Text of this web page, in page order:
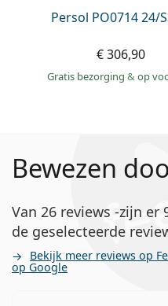
Persol PO0714 24/
€ 306,90
Gratis bezorging & op
Bewezen
Van 26 reviews -zijn er
de geselecteerde
Bekijk meer reviews op
op Google